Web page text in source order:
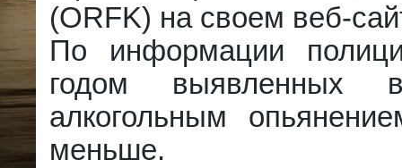
(ORFK) на своем веб-
По информации
годом выявленных
алкогольным
меньше.